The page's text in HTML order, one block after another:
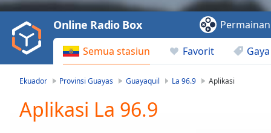
Play
Video
Play
Backward
Skip
Current
Time0:00
Semua stasiun Favorit Gaya
Online Radio Box Permainan
Ekuador Provinsi Guayas Guayaquil La 96.9 Aplikasi
Aplikasi La 96.9